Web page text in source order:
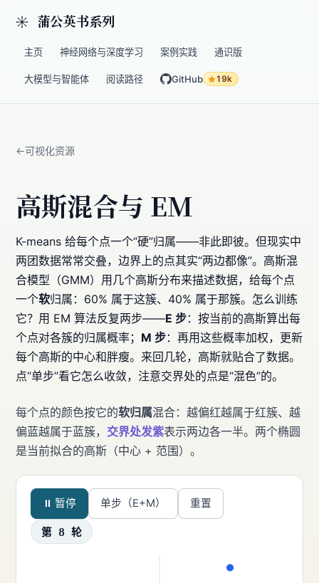
蒲公英书系列
主页 神经网络与深度学习 案例实践 通识版
大模型与智能体 阅读路径 GitHub 19k
可视化资源
高斯混合与 EM
K-means 给每个点一个“硬”归属——非此即彼。但现实中
两团数据常常交叠，边界上的点其实“两边都像”。高斯混
合模型（GMM）用几个高斯分布来描述数据，给每个点
一个软归属：60% 属于这簇、40% 属于那簇。怎么训练
它？用 EM 算法反复两步——E 步：按当前的高斯算出每
个点对各簇的归属概率； M 步：再用这些概率加权，更新
每个高斯的中心和胖瘦。来回几轮，高斯就贴合了数据。
点“单步”看它怎么收敛，注意交界处的点是“混色”的。
每个点的颜色按它的软归属混合：越偏红越属于红簇、越
偏蓝越属于蓝簇， 交界处发紫表示两边各一半。两个椭圆
是当前拟合的高斯（中心 + 范围）。
⏸ 暂停 单步（E+M） 重置
第 8 轮